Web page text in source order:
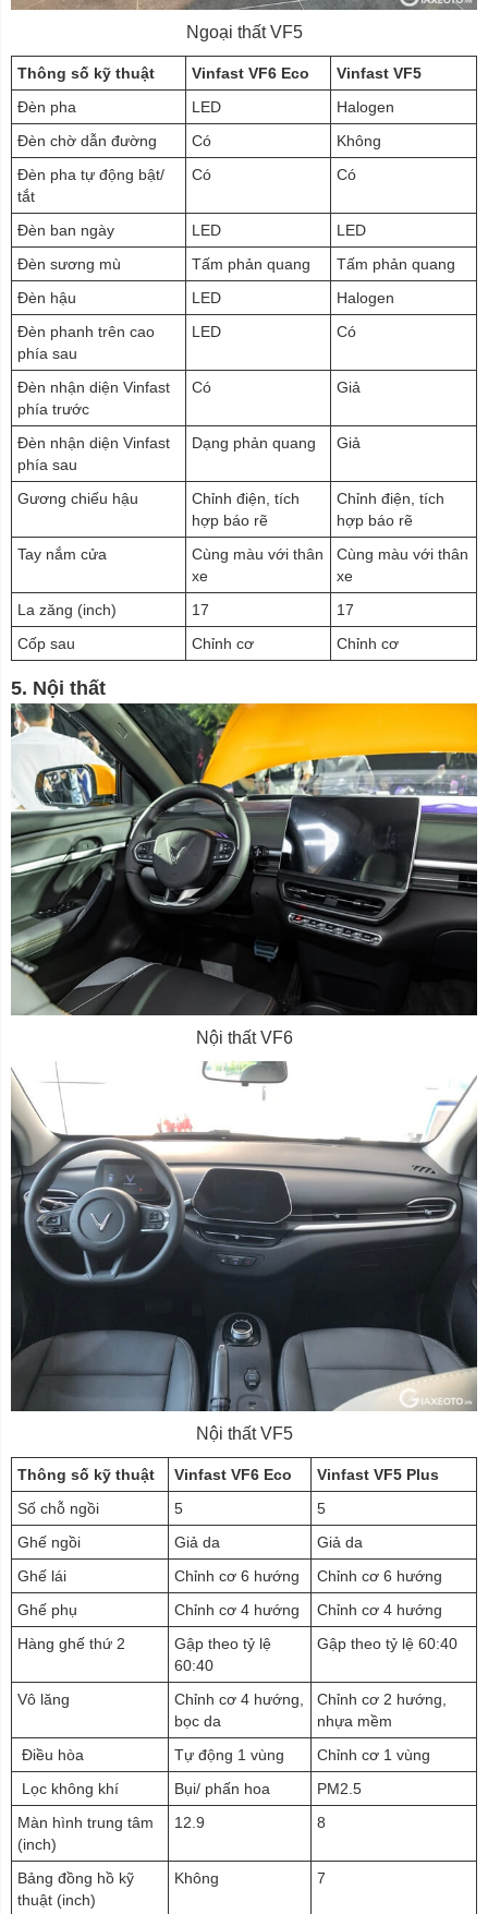
Ngoại thất VF5
Thông số kỹ thuật Vinfast VF6 Eco
Vinfast VF5
Đèn pha
LED
Halogen
Đèn chờ dẫn đường
Có
Không
Đèn pha tự động bật/
tắt
Có Có
Đèn ban ngày LED
LED
Đèn sương mù
Tấm phản quang
Tấm phản quang
Đèn hậu
LED
Halogen
Đèn phanh trên cao
phía sau
LED Có
Đèn nhận diện Vinfast
phía trước
Có Giả
Đèn nhận diện Vinfast
phía sau
Dạng phản quang Giả
Gương chiếu hậu
Chỉnh điện, tích
hợp báo rẽ
Chỉnh điện, tích
hợp báo rẽ
Tay nắm cửa
Cùng màu với thân
xe
Cùng màu với thân
xe
La zăng (inch)
17
17
Cốp sau
Chỉnh cơ Chỉnh cơ
5. Nội thất
Nội thất VF6
Nội thất VF5
Thông số kỹ thuật Vinfast VF6 Eco
Vinfast VF5 Plus
Số chỗ ngồi
5
5
Ghế ngồi
Giả da
Giả da
Ghế lái
Chỉnh cơ 6 hướng
Chỉnh cơ 6 hướng
Ghế phụ
Chỉnh cơ 4 hướng
Chỉnh cơ 4 hướng
Hàng ghế thứ 2
Gập theo tỷ lệ
60:40
Gập theo tỷ lệ 60:40
Vô lăng
Chỉnh cơ 4 hướng,
bọc da
Chỉnh cơ 2 hướng,
nhựa mềm
Điều hòa
Tự động 1 vùng
Chỉnh cơ 1 vùng
Lọc không khí
Bụi/ phấn hoa
PM2.5
Màn hình trung tâm
(inch)
12.9 8
Bảng đồng hồ kỹ
thuật (inch)
Không 7